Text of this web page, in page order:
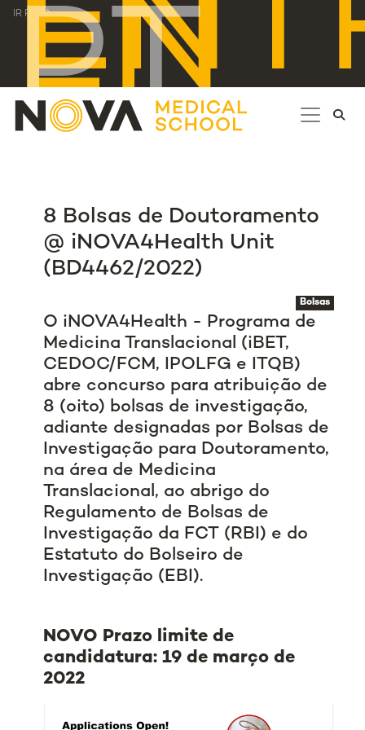
IR PARA...
EN
PT
8 Bolsas de Doutoramento
@ iNOVA4Health Unit
(BD4462/2022)
Bolsas
O iNOVA4Health - Programa de
Medicina Translacional (iBET,
CEDOC/FCM, IPOLFG e ITQB)
abre concurso para atribuição de
8 (oito) bolsas de investigação,
adiante designadas por Bolsas de
Investigação para Doutoramento,
na área de Medicina
Translacional, ao abrigo do
Regulamento de Bolsas de
Investigação da FCT (RBI) e do
Estatuto do Bolseiro de
Investigação (EBI).
NOVO Prazo limite de
candidatura: 19 de março de
2022